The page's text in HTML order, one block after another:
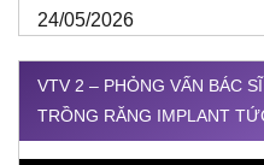
24/05/2026
VTV 2 – PHỎNG VẤN BÁC
TRỒNG RĂNG IMPLANT